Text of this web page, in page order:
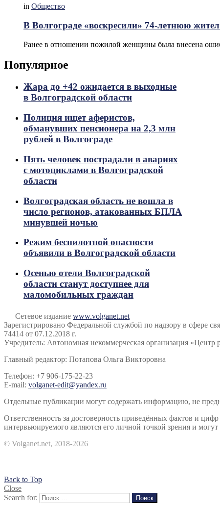
in Общество
В Волгограде «воскресили» 74-летнюю
Ранее в отношении пожилой женщины была внесена
Популярное
Жара до +42 ожидается в выходные
в Волгоградской области
Полиция ищет аферистов,
обманувших пенсионера на 2,3 млн
рублей в Волгограде
Пять человек пострадали в авариях
с мотоциклами в Волгоградской
области
Волгоградская область не вошла в
число регионов, атакованных БПЛА
минувшей ночью
Режим беспилотной опасности
объявили в Волгоградской области
Осенью отели Волгоградской
области станут доступнее для
маломобильных граждан
Сетевое издание www.volganet.net
Зарегистрировано Федеральной службой по надзору в
74414 от 07.12.2018 г.
Учредитель: Автономная некоммерческая организация «Центр
Главный редактор: Потапова Ольга Викторовна
Телефон: +7 906-175-22-23
E-mail: volganet-edit@yandex.ru
Отдельные публикации могут содержать информацию, не
Ответственность за достоверность приведённых фактов и
интервьюируемого являются его личной точкой зрения и
© Volganet.net, 2018-2026
Back to Top
Close
Search for:
Поиск